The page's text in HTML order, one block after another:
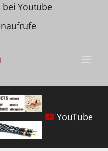
bei Youtube
YouTube